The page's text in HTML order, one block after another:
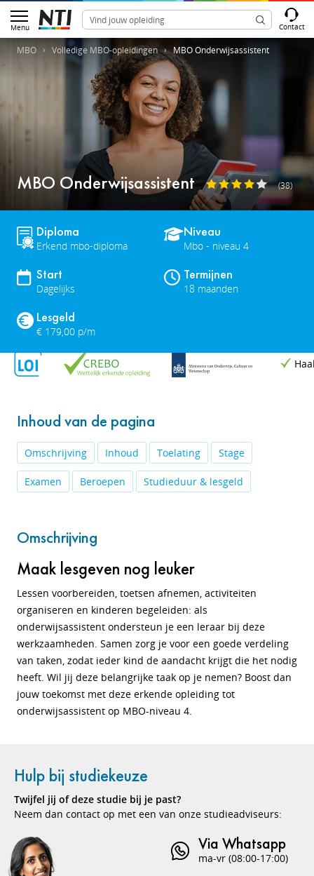
Menu Contact
MBO Volledige MBO-opleidingen MBO Onderwijsassistent
MBO Onderwijsassistent (38)
Diploma
Erkend mbo-diploma
Niveau
Mbo - niveau 4
Start
Dagelijks
Termijnen
18 maanden
Lesgeld
€ 179,00 p/m
Inhoud van de pagina
Omschrijving Inhoud Toelating Stage
Examen Beroepen Studieduur & lesgeld
Omschrijving
Maak lesgeven nog leuker
Lessen voorbereiden, toetsen afnemen, activiteiten
organiseren en kinderen begeleiden: als
onderwijsassistent ondersteun je een leraar bij deze
werkzaamheden. Samen zorg je voor een goede verdeling
van taken, zodat ieder kind de aandacht krijgt die het nodig
heeft. Wil jij deze belangrijke taak op je nemen? Boost dan
jouw toekomst met deze erkende opleiding tot
onderwijsassistent op MBO-niveau 4.
Hulp bij studiekeuze
Twijfel jij of deze studie bij je past?
Neem dan contact op met een van onze studieadviseurs:
Via Whatsapp
ma-vr (08:00-17:00)